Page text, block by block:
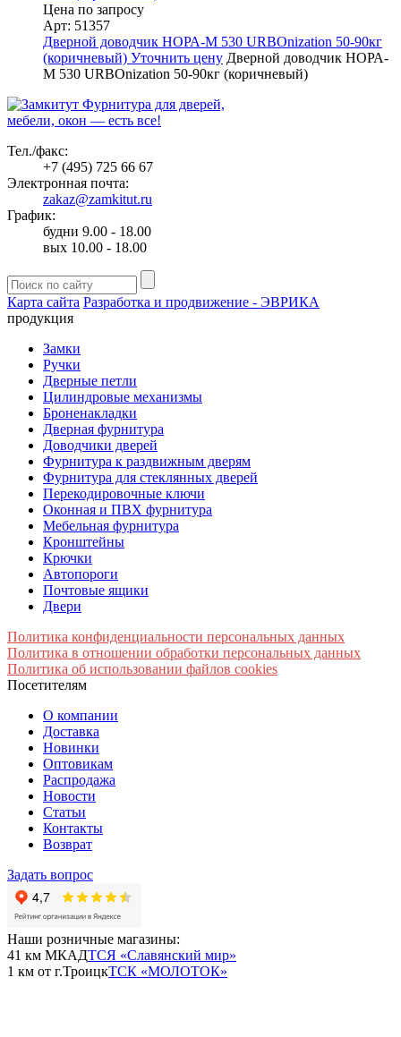
Цена по запросу
Арт: 51357
Дверной доводчик НОРА-M 530 URBOnization 50-90кг
(коричневый) Уточнить цену Дверной доводчик НОРА-
M 530 URBOnization 50-90кг (коричневый)
Фурнитура для дверей,
мебели, окон — есть все!
Тел./факс:
+7 (495) 725 66 67
Электронная почта:
zakaz@zamkitut.ru
График:
будни 9.00 - 18.00
вых 10.00 - 18.00
Карта сайта Разработка и продвижение - ЭВРИКА
продукция
Замки
Ручки
Дверные петли
Цилиндровые механизмы
Броненакладки
Дверная фурнитура
Доводчики дверей
Фурнитура к раздвижным дверям
Фурнитура для стеклянных дверей
Перекодировочные ключи
Оконная и ПВХ фурнитура
Мебельная фурнитура
Кронштейны
Крючки
Автопороги
Почтовые ящики
Двери
Политика конфиденциальности персональных данных
Политика в отношении обработки персональных данных
Политика об использовании файлов cookies
Посетителям
О компании
Доставка
Новинки
Оптовикам
Распродажа
Новости
Статьи
Контакты
Возврат
Задать вопрос
Наши розничные магазины:
41 км МКАДТСЯ «Славянский мир»
1 км от г.ТроицкТСК «МОЛОТОК»